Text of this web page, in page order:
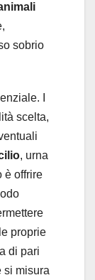
sobrio
I
scelta,
, urna
è offrire
proprie
di pari
si misura